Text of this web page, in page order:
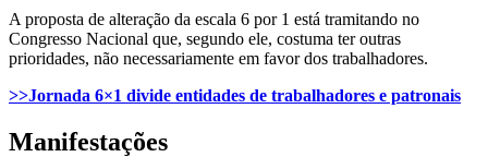
A proposta de alteração da escala 6 por 1 está tramitando no
Congresso Nacional que, segundo ele, costuma ter outras
prioridades, não necessariamente em favor dos trabalhadores.
>>Jornada 6×1 divide entidades de trabalhadores e patronais
Manifestações